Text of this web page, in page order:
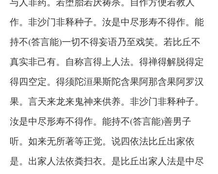
作。非沙门非释种子。汝是中尽形寿不得作。能
持不(答言能)一切不得妄语乃至戏笑。若比丘不
真实非己有。自称言得上人法。得禅得解脱得定
得四空定。得须陀洹果斯陀含果阿那含果阿罗汉
果。言天来龙来鬼神来供养。非沙门非释种子。
汝是中尽形寿不得作。能持不(答言能)善男子
听。如来无所著等正觉。说四依法比丘出家依
是。出家人法依粪扫衣。是比丘出家人法是中尽